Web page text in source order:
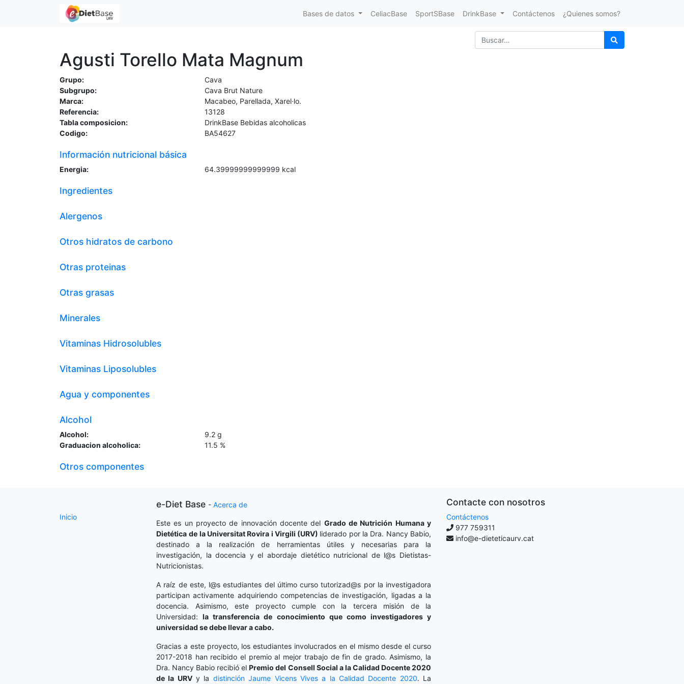
Bases de datos CeliacBase SportSBase DrinkBase Contáctenos ¿Quienes somos?
Agusti Torello Mata Magnum
Grupo:
Cava
Subgrupo:
Cava Brut Nature
Marca:
Macabeo, Parellada, Xarel·lo.
Referencia:
13128
Tabla composicion:
DrinkBase Bebidas alcoholicas
Codigo:
BA54627
Información nutricional básica
Energia: 64.39999999999999 kcal
Ingredientes
Alergenos
Otros hidratos de carbono
Otras proteinas
Otras grasas
Minerales
Vitaminas Hidrosolubles
Vitaminas Liposolubles
Agua y componentes
Alcohol
Alcohol: 9.2 g
Graduacion alcoholica:
11.5 %
Otros componentes
Inicio
e-Diet Base - Acerca de
Este es un proyecto de innovación docente del Grado de Nutrición Humana y
Dietética de la Universitat Rovira i Virgili (URV) liderado por la Dra. Nancy Babio,
destinado a la realización de herramientas útiles y necesarias para la
investigación, la docencia y el abordaje dietético nutricional de l@s Dietistas-
Nutricionistas.
A raíz de este, l@s estudiantes del último curso tutorizad@s por la investigadora
participan activamente adquiriendo competencias de investigación, ligadas a la
docencia. Asimismo, este proyecto cumple con la tercera misión de la
Universidad:la transferencia de conocimiento que como investigadores y
universidad se debe llevar a cabo.
Gracias a este proyecto, los estudiantes involucrados en el mismo desde el curso
2017-2018 han recibido el premio al mejor trabajo de fin de grado. Asimismo, la
Dra. Nancy Babio recibió elPremio del Consell Social a la Calidad Docente 2020
de la URVy la distinción Jaume Vicens Vives a la Calidad Docente 2020. La
Contacte con nosotros
Contáctenos
977 759311
info@e-dieteticaurv.cat